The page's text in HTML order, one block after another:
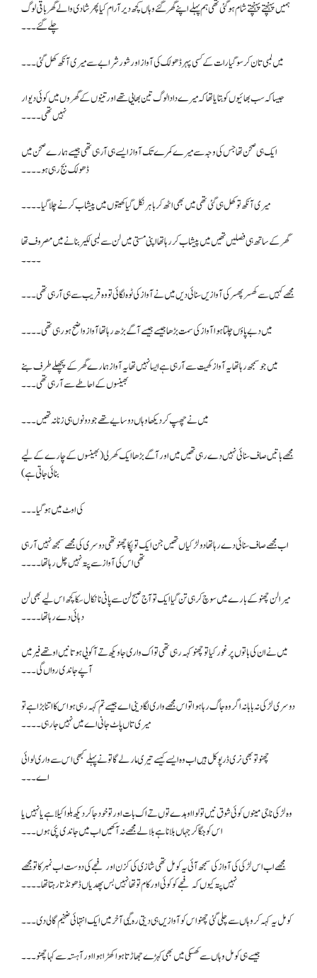
ہمیں پہنچتے پہنچتے شام ہو گئی تھی ہم پہلے اپنے گھر گئے وہاں کچھ دیر آرام کیا پھر شادی والے گھر باقی لوگ
چلے گئے ۔۔۔
میں لمبی تان کر سو گیا رات کے کسی پہر ڈھولک کی آواز اور شور شرابے سے میری آنکھ کھل گئی۔۔۔
جیسا کہ سب بھائیوں کو بتایا تھا کہ میرے دادا لوگ تین بھایی تھے اور تینوں کے گھروں میں کوئی دیوار
نہیں تھی ۔۔۔۔
ایک ہی صحن تھا جس کی وجہ سے میرے کمرے تک آواز ایسے ہی آرہی تھی جیسے ہمارے صحن میں
ڈھولک بج رہی ہو۔۔۔۔
میری آنکھ تو کھل ہی گئی تھی میں بھی اٹھ کر باہر نکل گیا کھیتوں میں پیشاب کرنے چلا گیا۔۔۔۔
گھر کے ساتھ ہی فصلیں تھیں میں پیشاب کر رہا تھا اپنی مستی میں لن سے لمبی لکیر بنانے میں مصروف تھا
۔۔۔۔
مجھے کہیں سے کھسر پھسر کی آوازیں سنائی دیں میں نے آواز کی ٹوہ لگائی تو وہ قریب سے ہی آرہی تھی۔۔۔
میں دبے پاؤں چلتا ہوا آواز کی سمت بڑھا جیسے جیسے آگے بڑھ رہا تھا آواز واضح ہو رہی تھی۔۔۔۔
میں جو سمجھ رہا تھا یہ آواز کھیت سے آرہی ہے ایسا نہیں تھا یہ آواز ہمارے گھر کے پچھلے طرف بنے
بھینسوں کے احاطے سے آ رہی تھی۔۔۔
میں نے چھپ کر دیکھا وہاں دو سایے تھے جو دونوں ہی زنانہ تھیں۔۔۔
مجھے باتیں صاف سنائی نہیں دے رہی تھیں میں اور آگے بڑھا ایک کھرلی (بھینسوں کے چارے کے لیے
بنائی جاتی ہے)
کی اوٹ میں ہو گیا ۔۔۔
اب مجھے صاف سنائی دے رہا تھا دو لڑکیاں تھیں جن ایک تو پکا چھنو تھی دوسری کی مجھے سمجھ نہیں آ رہی
تھی اس کی آواز سے پتہ نہیں چل رہا تھا۔۔۔۔
میرا لن چھنو کے بارے میں سوچ کر ہی تن گیا ایک تو آج صبح لن سے پانی نا نکال سکا کچھ اس لیے بھی لن
دہائی دے رہا تھا۔۔۔۔
میں نے ان کی باتوں پر غور کیا تو چھنو کہہ رہی تھی تو اک واری جا ویکھ تے آ کویی ہو تا نیں اوتھے فیر میں
آپے جاندی رواں گی۔۔۔
دوسری لڑکی نہ بابا نہ اگر وہ جاگ رہا ہوا تو اس مجھے واری لگا دینی اے جیسے تم کہہ رہی ہو اس کا اتنا بڑا ہے تو
میری تاں پاٹ جانی اے میں نہیں جا رہی۔۔۔۔
چھنو تو بھی نری ڈرپوکل ہیں اب وہ ایسے کیسے تیری مار لے گا تونے پہلے کبھی اس سے واری لوائی
اے۔۔۔
وہ لڑکی نا جی مینوں کوئی شوق نیں تو لوا اوہدے توں تے اک بات اور تو خود جا کر دیکھ بلو اکیلا ہے یا نہیں یا
اس کو جگا کر جہاں بلانا ہے بلا لے مجھے نہ آکھیں اب میں جاندی پئی ہوں۔۔۔
مجھے اب اس لڑکی کی آواز کی سمجھ آئی یہ کومل تھی شازی کی کزن اور فجے کی دوست اب نمبر کا تو مجھے
نہیں پتہ کیوں کہ فجے کو کوئی اور کام تو تھا نہیں بس پھدیاں ڈھونڈتا رہتا تھا۔۔۔۔
کومل یہ کہہ کر وہاں سے چلی گئی چھنو اس کو آوازیں ہی دیتی رہ گیی آخر میں ایک انتہائی ضخیم گالی دی۔۔۔
جیسے ہی کومل وہاں سے کھسکی میں بھی کہڑے جھاڑتا ہوا کھڑا ہوا اور آہستہ سے کہا چھنو۔۔۔